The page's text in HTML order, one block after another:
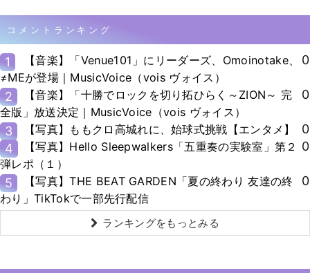
コメントランキング
1
【音楽】「Venue101」にリーダーズ、Omoinotake、
≠MEが登場｜MusicVoice（vois ヴォイス）
0
2
【音楽】「十勝でロックを切り拓ひらく～ZION～ 完
全版」放送決定｜MusicVoice（vois ヴォイス）
0
3 【写真】ももクロ高城れに、始球式挑戦【エンタメ】
0
4
【写真】Hello Sleepwalkers「五重奏の実験室」第２
弾レポ（１）
0
5
【写真】THE BEAT GARDEN「夏の終わり 友達の終
わり」TikTokで一部先行配信
0
ランキングをもっとみる